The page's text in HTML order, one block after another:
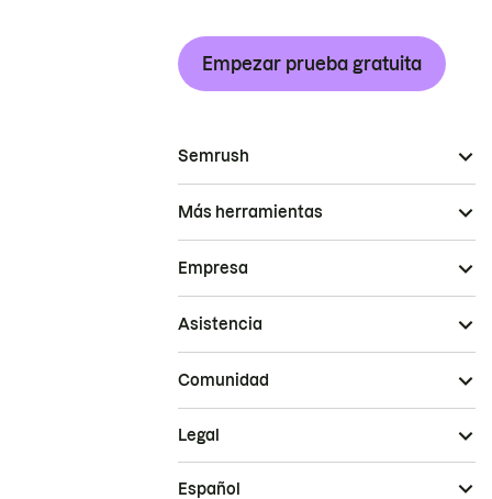
Empezar prueba gratuita
Semrush
Más herramientas
Empresa
Asistencia
Comunidad
Legal
Español